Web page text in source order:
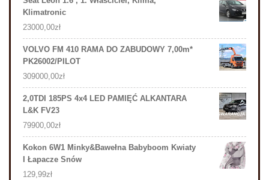
Klimatronic
23000,00zł
VOLVO FM 410 RAMA DO ZABUDOWY 7,00m*
PK26002/PILOT
309000,00zł
2,0TDI 185PS 4x4 LED PAMIĘĆ ALKANTARA
L&K FV23
79900,00zł
Kokon 6W1 Minky&Bawełna Babyboom Kwiaty
I Łapacze Snów
129,99zł